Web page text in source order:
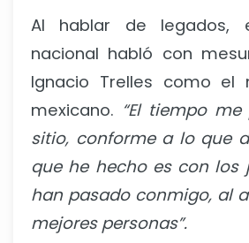
Al hablar de legados,
nacional habló con
Ignacio Trelles como el
mexicano. “El tiempo
sitio, conforme a lo que
que he hecho es con los
han pasado conmigo, al
mejores personas”.